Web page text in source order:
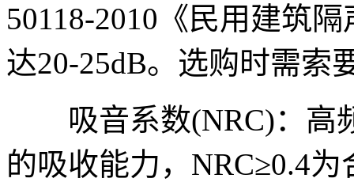
50118-2010《民用建筑
达20-25dB。选购时需索
吸音系数(NRC)：高
的吸收能力，NRC≥0.4